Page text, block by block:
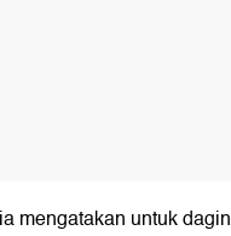
mengatakan untuk